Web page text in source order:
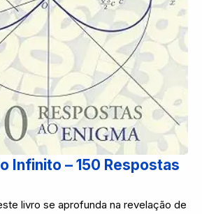
Infinito – 150 Respostas
livro se aprofunda na revelação de